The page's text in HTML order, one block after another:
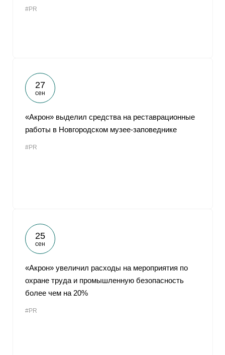
#PR
27
сен
«Акрон» выделил средства на реставрационные
работы в Новгородском музее-заповеднике
#PR
25
сен
«Акрон» увеличил расходы на мероприятия по
охране труда и промышленную безопасность
более чем на 20%
#PR